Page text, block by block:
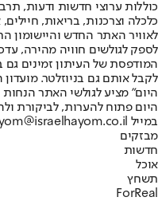
כוללות ערוצי חדשות ודעות,
לאוויר האתר החדש והיישומון
לספק לגולשים חוויה מהירה,
המודפסת של העיתון זמינים
לקבל אותם גם בניוזלטר.
היום" מציע לגולשי האתר
היום פתוח להערות, לביקורת
במייל hayom@israelhayom.co.il.
מבזקים
חדשות
אוכל
תשחץ
ForReal